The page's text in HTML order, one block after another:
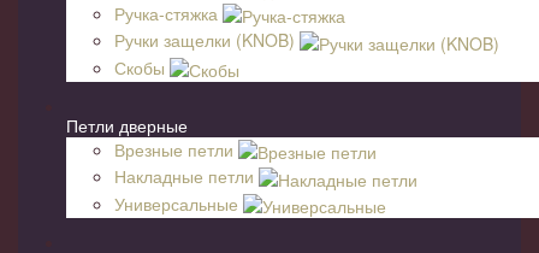
Ручка-стяжка
Ручки защелки (KNOB)
Скобы
Петли дверные
Врезные петли
Накладные петли
Универсальные